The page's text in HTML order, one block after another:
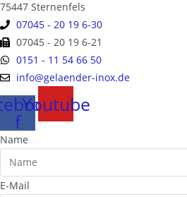
75447 Sternenfels
07045 - 20 19 6-30
07045 - 20 19 6-21
0151 - 11 54 66 50
info@gelaender-inox.de
f
Youtube
Name
E-Mail